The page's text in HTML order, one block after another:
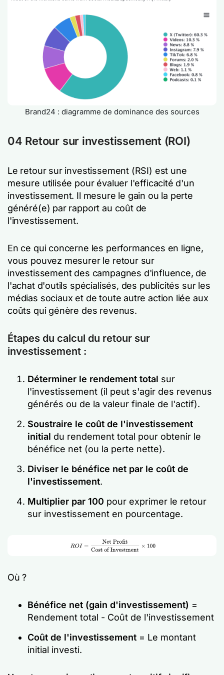
Brand24 : diagramme de dominance des sources
04 Retour sur investissement (ROI)
Le retour sur investissement (RSI) est une
mesure utilisée pour évaluer l'efficacité d'un
investissement. Il mesure le gain ou la perte
généré(e) par rapport au coût de
l'investissement.
En ce qui concerne les performances en ligne,
vous pouvez mesurer le retour sur
investissement des campagnes d'influence, de
l'achat d'outils spécialisés, des publicités sur les
médias sociaux et de toute autre action liée aux
coûts qui génère des revenus.
Étapes du calcul du retour sur
investissement :
Déterminer le rendement total sur
l'investissement (il peut s'agir des revenus
générés ou de la valeur finale de l'actif).
Soustraire le coût de l'investissement
initial du rendement total pour obtenir le
bénéfice net (ou la perte nette).
Diviser le bénéfice net par le coût de
l'investissement.
Multiplier par 100 pour exprimer le retour
sur investissement en pourcentage.
Où ?
Bénéfice net (gain d'investissement) =
Rendement total - Coût de l'investissement
Coût de l'investissement = Le montant
initial investi.